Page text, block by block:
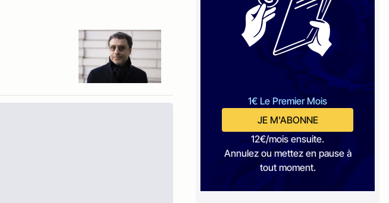
1€ Le Premier Mois
JE M'ABONNE
12€/mois ensuite.
Annulez ou mettez en pause à
tout moment.